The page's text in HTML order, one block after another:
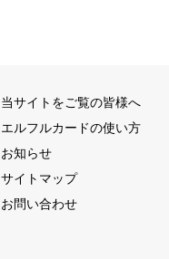
当サイトをご覧の皆様へ
エルフルカードの使い方
お知らせ
サイトマップ
お問い合わせ